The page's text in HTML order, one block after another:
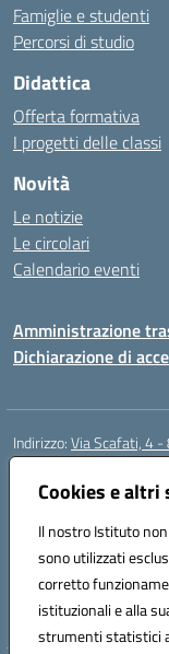
Cookies e
Il nostro Istituto
sono utilizzati
corretto
istituzionali e alla
strumenti statistici
Famiglie e studenti
Percorsi di studio
Didattica
Offerta formativa
I progetti delle classi
Novità
Le notizie
Le circolari
Calendario eventi
Amministrazione
Dichiarazione di
Indirizzo:Via Scafati, 4 -
Centralino:
Posta elettronica
Codice fiscale:
Codice meccanografico:
Codice Indice delle
Codice unico di